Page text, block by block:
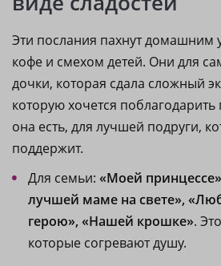
Эти послания пахнут домашним
кофе и смехом детей. Они для
дочки, которая сдала сложный
которую хочется поблагодарить
она есть, для лучшей подруги,
поддержит.
Для семьи: «Моей
лучшей маме на свете»,
герою», «Нашей крошке».
которые согревают душу.